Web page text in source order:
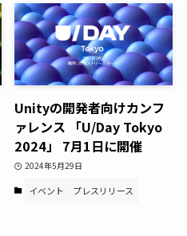
Unityの開発者向けカンフ
ァレンス 「U/Day Tokyo
2024」 7月1日に開催
2024年5月29日
イベント プレスリリース